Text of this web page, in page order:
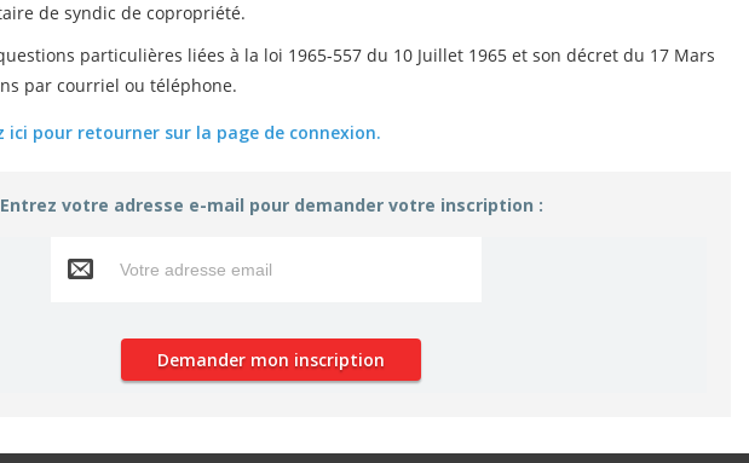
de syndic de copropriété.
particulières liées à la loi 1965-557 du 10 Juillet 1965 et son décret du 17 Mars
par courriel ou téléphone.
ici pour retourner sur la page de connexion.
Entrez votre adresse e-mail pour demander votre inscription :
Publié par Asib le 27 janvier 2015
Une erreur dans l'article ?
Proposez-nous votre correction !